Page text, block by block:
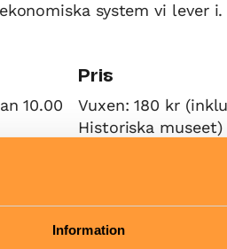
Information
system vi lever i.
10.00
Pris
Vuxen: 180 kr
Historiska museet)
Hitta hit